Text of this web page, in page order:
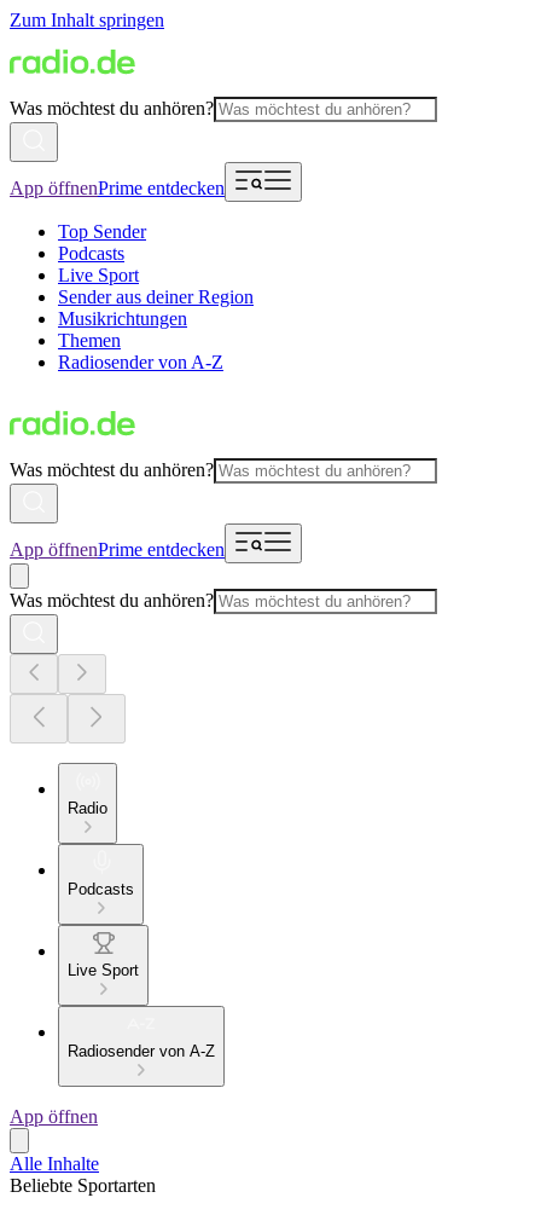
Zum Inhalt springen
Was möchtest du anhören?
App öffnenPrime entdecken
Top Sender
Podcasts
Live Sport
Sender aus deiner Region
Musikrichtungen
Themen
Radiosender von A-Z
Was möchtest du anhören?
App öffnenPrime entdecken
Was möchtest du anhören?
Radio
Podcasts
Live Sport
Radiosender von A-Z
App öffnen
Alle Inhalte
Beliebte Sportarten